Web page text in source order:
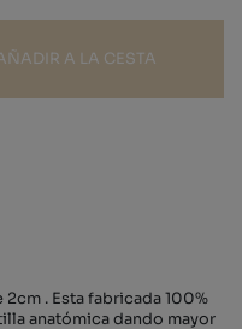
A LA CESTA
. Esta fabricada 100%
anatómica dando mayor